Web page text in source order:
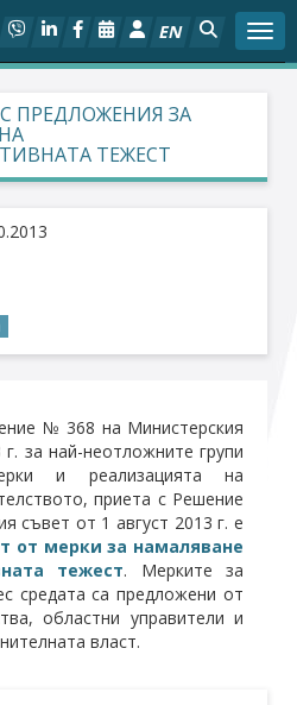
EN
ПРЕДЛОЖЕНИЯ ЗА
ТЕЖЕСТ
№ 368 на Министерския
за най-неотложните групи
и реализацията на
приета с Решение
съвет от 1 август 2013 г. е
от мерки за намаляване
тежест. Мерките за
средата са предложени от
областни управители и
власт.